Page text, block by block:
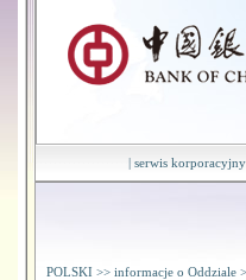
| serwis korporacyjny
POLSKI >> informacje o Oddziale